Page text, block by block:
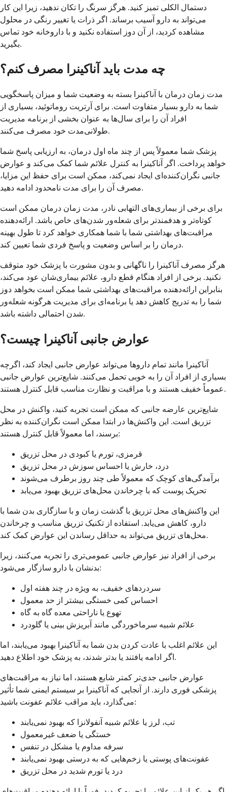
دستمال الکلی تمیز کنید. هرگز سرنگ را تکان ندهید، زیرا این کار
می‌تواند به دارو آسیب برساند. اگر ذرات یا تغییر رنگی در محلول
مشاهده کردید، از آن دوز استفاده نکنید و با داروخانه خود تماس
بگیرید.
چه مدت باید آناکینرا مصرف کنم؟
مدت زمان درمان با آناکینرا بسته به وضعیت شما و میزان پاسخگویی
شما به دارو بسیار متفاوت است. برای آرتریت روماتوئید، بسیاری از
افراد آن را برای سال‌ها به عنوان بخشی از برنامه مدیریت
طولانی‌مدت خود مصرف می‌کنند.
پزشک شما معمولاً پس از چند ماه اول درمان، به ارزیابی پاسخ شما
خواهد پرداخت. اگر آناکینرا به کنترل علائم شما کمک می‌کند و عوارض
جانبی نگران‌کننده‌ای ایجاد نمی‌کند، ممکن است برای حفظ این مزایا،
مصرف آن را برای مدت نامحدود ادامه دهید.
برای برخی از بیماری‌های التهابی نادر، مدت زمان درمان ممکن است
کوتاه‌تر و هدفمندتر برای شعله‌ور شدن‌های خاص باشد. ارائه‌دهنده
مراقبت‌های بهداشتی شما با شما همکاری خواهد کرد تا طول بهینه
درمان را بر اساس وضعیت و پاسخ فردی شما تعیین کند.
هرگز مصرف آناکینرا را ناگهانی و بدون مشورت با پزشک خود متوقف
نکنید. برخی از افراد هنگام قطع دارو، علائم بیماری‌شان عود می‌کند،
بنابراین ارائه‌دهنده مراقبت‌های بهداشتی شما ممکن است بخواهد دوز
شما را به تدریج کاهش دهد یا برنامه‌ای برای مدیریت هرگونه شعله‌ور
شدن احتمالی داشته باشد.
عوارض جانبی آناکینرا چیست؟
آناکینرا مانند تمام داروها می‌تواند عوارض جانبی ایجاد کند، اگرچه
بسیاری از افراد آن را به خوبی تحمل می‌کنند. شایع‌ترین عوارض جانبی
عموماً خفیف هستند و با مراقبت و نظارت مناسب قابل کنترل هستند.
شایع‌ترین عارضه جانبی که ممکن است تجربه کنید، واکنش در محل
تزریق است. این واکنش‌ها در ابتدا ممکن است نگران‌کننده به نظر
برسند، اما معمولاً قابل کنترل هستند:
قرمزی، تورم یا کبودی در محل تزریق
درد، خارش یا احساس سوزش در محل تزریق
برآمدگی‌های کوچک که معمولاً طی چند روز برطرف می‌شوند
تحریک پوست که با چرخاندن محل‌های تزریق بهبود می‌یابد
این واکنش‌های محل تزریق با گذشت زمان و با سازگاری بدن شما با
دارو، کاهش می‌یابد. استفاده از تکنیک تزریق مناسب و چرخاندن
محل‌های تزریق می‌تواند به حداقل رساندن این عوارض کمک کند.
برخی از افراد نیز عوارض جانبی عمومی‌تری را تجربه می‌کنند، زیرا
بدنشان با دارو سازگار می‌شود:
سردردهای خفیف، به ویژه در چند هفته اول
احساس کمی خستگی بیشتر از حد معمول
تهوع یا ناراحتی معده گاه به گاه
علائم شبیه سرماخوردگی مانند آبریزش بینی یا گلودرد
این علائم اغلب با عادت کردن بدن شما به آناکینرا بهبود می‌یابند، اما
اگر ادامه یافتند یا بدتر شدند، به پزشک خود اطلاع دهید.
عوارض جانبی جدی‌تر کمتر شایع هستند، اما نیاز به مراقبت‌های
پزشکی فوری دارند. از آنجایی که آناکینرا بر سیستم ایمنی شما تأثیر
می‌گذارد، باید مراقب علائم عفونت باشید:
تب، لرز یا علائم شبیه آنفولانزا که بهبود نمی‌یابند
خستگی یا ضعف غیرمعمول
سرفه مداوم یا مشکل در تنفس
عفونت‌های پوستی یا زخم‌هایی که به درستی بهبود نمی‌یابند
درد یا تورم شدید در محل تزریق